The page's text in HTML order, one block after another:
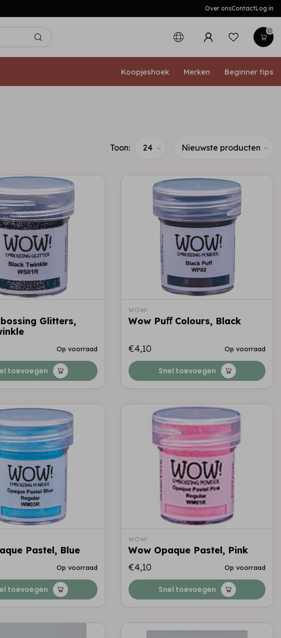
Over onsContactLog in
0
Koopjeshoek Merken Beginner tips
Toon:
Glitters,
Op voorraad
toevoegen
WOW!
Wow Puﬀ Colours, Black
€4,10 Op voorraad
Snel toevoegen
Pastel, Blue
Op voorraad
toevoegen
WOW!
Wow Opaque Pastel, Pink
€4,10
Op voorraad
Snel toevoegen